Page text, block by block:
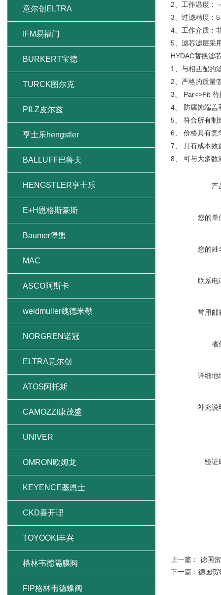
2、工作温度：
3、过滤精度：
4、工作介质：
5、滤芯滤层采
HYDAC替换滤
1、与相匹配的
2、严格的质量
3、 Par<>Fit
4、 防腐蚀端盖
5、 符合所有制
6、 价格具有竞
7、 具有成本效
8、 可与大多数
产
您的单
您的姓
联系电
常用邮
省
详细地
补充说
验证
上一篇： 德国
下一篇： 德国贺
意尔创ELTRA
IFM易福门
BURKERT宝德
TURCK图尔克
PILZ皮尔兹
亨士乐hengstler
BALLUFF巴鲁夫
HENGSTLER亨士乐
E+H恩格斯豪斯
Baumer堡盟
MAC
ASCO阿斯卡
weidmuller魏德米勒
NORGREN诺冠
ELTRA意尔创
ATOS阿托斯
CAMOZZI康茂盛
UNIVER
OMRON欧姆龙
KEYENCE基恩士
CKD喜开理
TOYOOKI丰兴
格林韦德隔膜阀
FIP格林韦德蝶阀